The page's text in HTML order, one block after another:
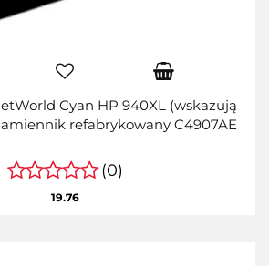
Cyan HP 940XL (wskazują
refabrykowany C4907AE
(0)
19.76